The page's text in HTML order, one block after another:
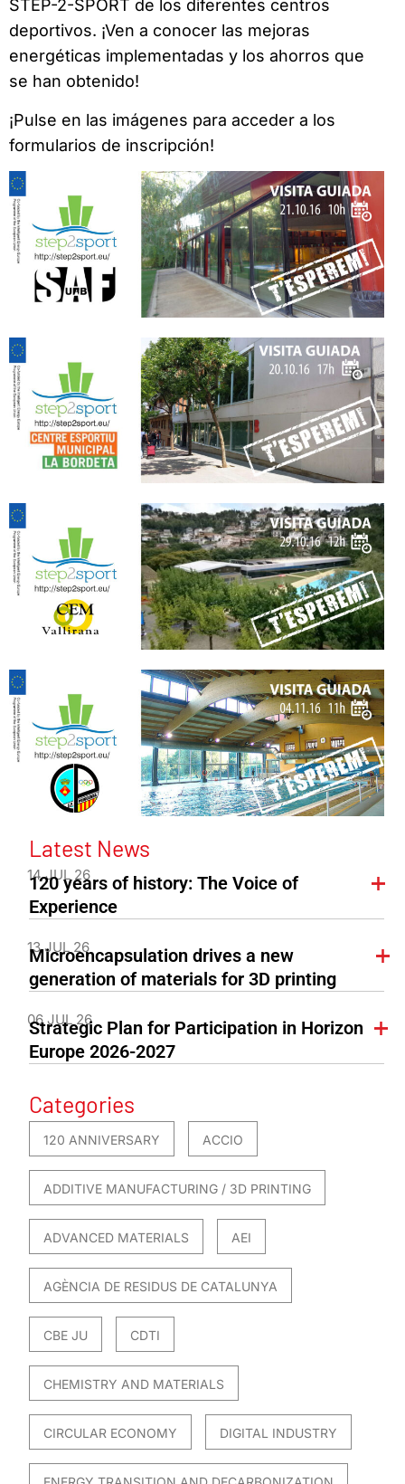
STEP-2-SPORT de los diferentes centros
deportivos. ¡Ven a conocer las mejoras
energéticas implementadas y los ahorros que
se han obtenido!
¡Pulse en las imágenes para acceder a los
formularios de inscripción!
Latest News
14 JUL 26
120 years of history: The Voice of
Experience
13 JUL 26
Microencapsulation drives a new
generation of materials for 3D printing
06 JUL 26
Strategic Plan for Participation in Horizon
Europe 2026-2027
Categories
120 ANNIVERSARY ACCIO
ADDITIVE MANUFACTURING / 3D PRINTING
ADVANCED MATERIALS AEI
AGÈNCIA DE RESIDUS DE CATALUNYA
CBE JU CDTI
CHEMISTRY AND MATERIALS
CIRCULAR ECONOMY DIGITAL INDUSTRY